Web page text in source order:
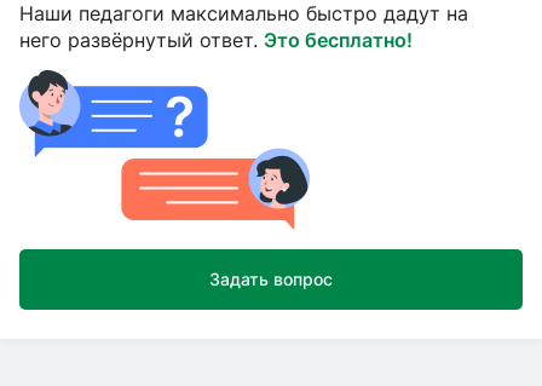
Наши педагоги максимально быстро дадут на
него развёрнутый ответ. Это бесплатно!
Задать вопрос